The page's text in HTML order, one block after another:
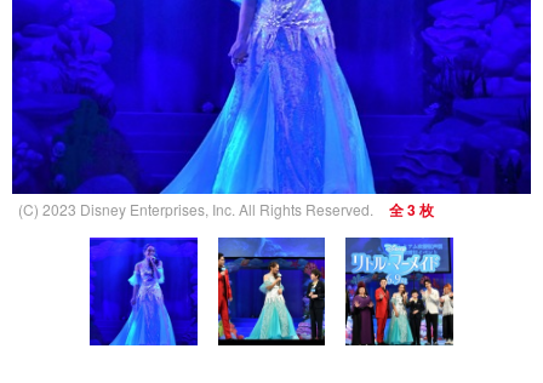
(C) 2023 Disney Enterprises, Inc. All Rights Reserved. 全 3 枚